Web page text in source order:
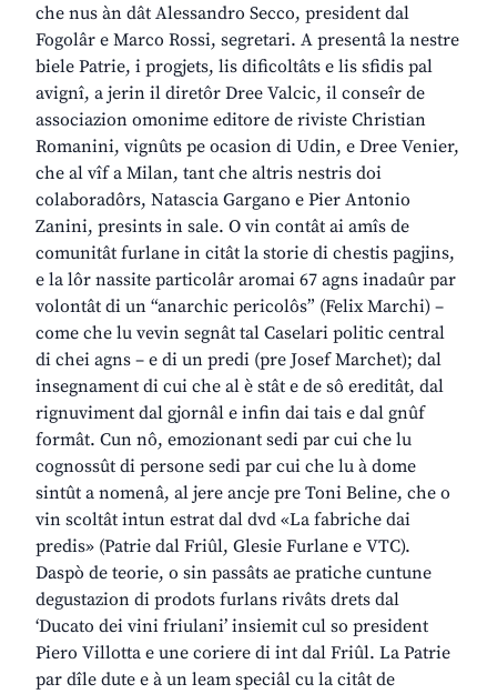
che nus àn dât Alessandro Secco, president dal
Fogolâr e Marco Rossi, segretari. A presentâ la nestre
biele Patrie, i progjets, lis dificoltâts e lis sfidis pal
avignî, a jerin il diretôr Dree Valcic, il conseîr de
associazion omonime editore de riviste Christian
Romanini, vignûts pe ocasion di Udin, e Dree Venier,
che al vîf a Milan, tant che altris nestris doi
colaboradôrs, Natascia Gargano e Pier Antonio
Zanini, presints in sale. O vin contât ai amîs de
comunitât furlane in citât la storie di chestis pagjins,
e la lôr nassite particolâr aromai 67 agns inadaûr par
volontât di un “anarchic pericolôs” (Felix Marchi) –
come che lu vevin segnât tal Caselari politic central
di chei agns – e di un predi (pre Josef Marchet); dal
insegnament di cui che al è stât e de sô ereditât, dal
rignuviment dal gjornâl e infin dai tais e dal gnûf
formât. Cun nô, emozionant sedi par cui che lu
cognossût di persone sedi par cui che lu à dome
sintût a nomenâ, al jere ancje pre Toni Beline, che o
vin scoltât intun estrat dal dvd «La fabriche dai
predis» (Patrie dal Friûl, Glesie Furlane e VTC).
Daspò de teorie, o sin passâts ae pratiche cuntune
degustazion di prodots furlans rivâts drets dal
‘Ducato dei vini friulani’ insiemit cul so president
Piero Villotta e une coriere di int dal Friûl. La Patrie
par dîle dute e à un leam speciâl cu la citât de